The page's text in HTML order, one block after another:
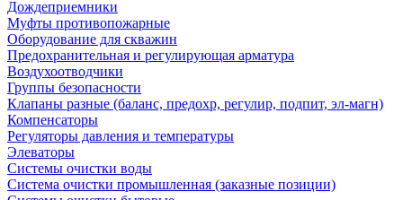
Дождеприемники
Муфты противопожарные
Оборудование для скважин
Предохранительная и регулирующая арматура
Воздухоотводчики
Группы безопасности
Клапаны разные (баланс, предохр, регулир, подпит, эл-магн)
Компенсаторы
Регуляторы давления и температуры
Элеваторы
Системы очистки воды
Система очистки промышленная (заказные позиции)